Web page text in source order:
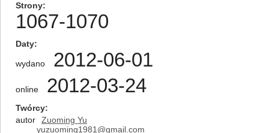
Strony
1067-1070
Daty
wydano 2012-06-01
online 2012-03-24
Twórcy
autor
Zuoming Yu
yuzuoming1981@gmail.com